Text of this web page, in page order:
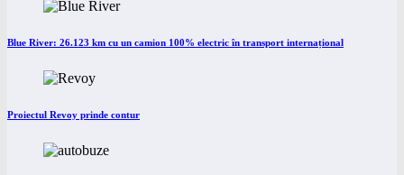
Blue River: 26.123 km cu un camion 100% electric în transport internațional
Proiectul Revoy prinde contur